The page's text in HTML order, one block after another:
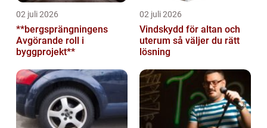
02 juli 2026
**bergsprängningens
Avgörande roll i
byggprojekt**
02 juli 2026
Vindskydd för altan och
uterum så väljer du rätt
lösning